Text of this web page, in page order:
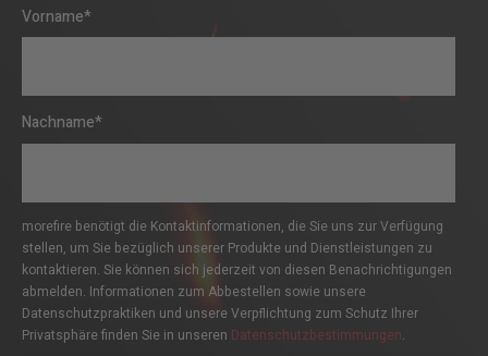
Vorname*
Nachname*
morefire benötigt die Kontaktinformationen, die Sie uns zur Verfügung
stellen, um Sie bezüglich unserer Produkte und Dienstleistungen zu
kontaktieren. Sie können sich jederzeit von diesen Benachrichtigungen
abmelden. Informationen zum Abbestellen sowie unsere
Datenschutzpraktiken und unsere Verpflichtung zum Schutz Ihrer
Privatsphäre finden Sie in unseren Datenschutzbestimmungen.